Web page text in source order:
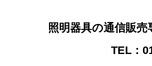
照明器具の通信販
TEL：